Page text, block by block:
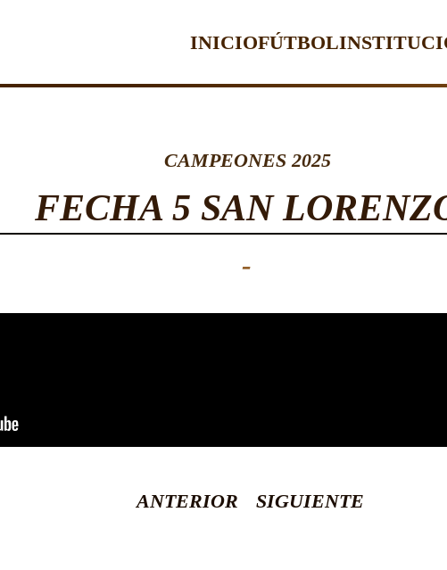
INICIOFÚTBOL
CAMPEONES 2025
FECHA 5 SAN
-
ANTERIOR SIGUIENTE